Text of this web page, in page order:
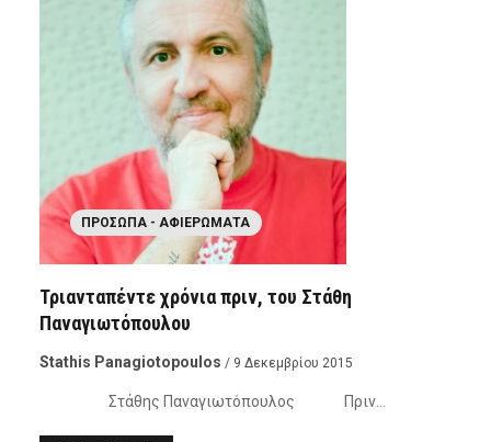
ΠΡΌΣΩΠΑ - ΑΦΙΕΡΏΜΑΤΑ
Τριανταπέντε χρόνια πριν, του Στάθη
Παναγιωτόπουλου
Stathis Panagiotopoulos / 9 Δεκεμβρίου 2015
Στάθης Παναγιωτόπουλος Πριν…